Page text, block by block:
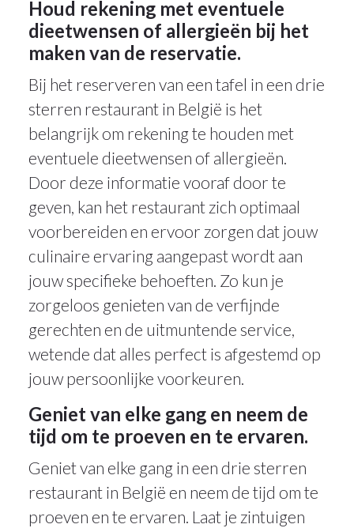
Houd rekening met eventuele
dieetwensen of allergieën bij het
maken van de reservatie.
Bij het reserveren van een tafel in een drie
sterren restaurant in België is het
belangrijk om rekening te houden met
eventuele dieetwensen of allergieën.
Door deze informatie vooraf door te
geven, kan het restaurant zich optimaal
voorbereiden en ervoor zorgen dat jouw
culinaire ervaring aangepast wordt aan
jouw specifieke behoeften. Zo kun je
zorgeloos genieten van de verfijnde
gerechten en de uitmuntende service,
wetende dat alles perfect is afgestemd op
jouw persoonlijke voorkeuren.
Geniet van elke gang en neem de
tijd om te proeven en te ervaren.
Geniet van elke gang in een drie sterren
restaurant in België en neem de tijd om te
proeven en te ervaren. Laat je zintuigen